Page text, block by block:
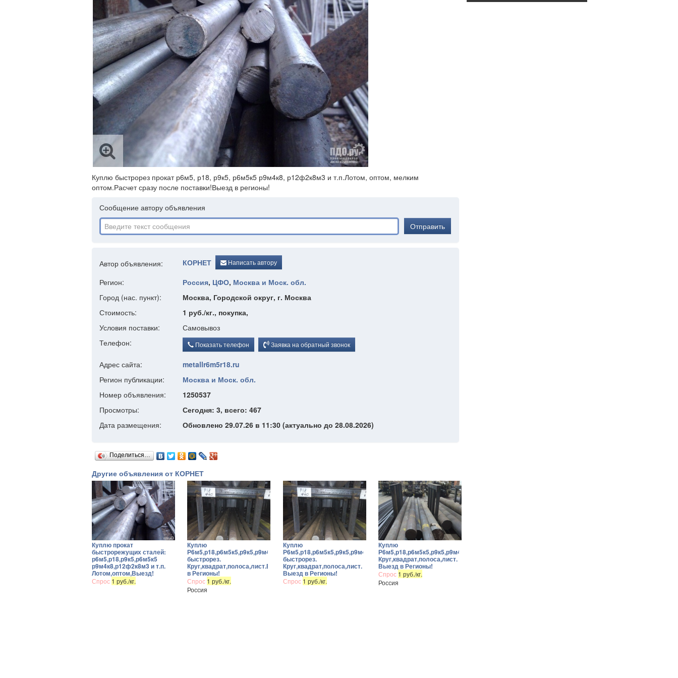
Куплю быстрорез прокат р6м5, р18, р9к5, р6м5к5 р9м4к8, р12ф2к8м3 и т.п.Лотом, оптом, мелким
оптом.Расчет сразу после поставки!Выезд в регионы!
Сообщение автору объявления
Отправить
Автор объявления: КОРНЕТ Написать автору
Регион: Россия, ЦФО, Москва и Моск. обл.
Город (нас. пункт):
Москва, Городской округ, г. Москва
Стоимость:
1 руб./кг., покупка,
Условия поставки:
Самовывоз
Телефон:
Показать телефон Заявка на обратный звонок
Адрес сайта:
metallr6m5r18.ru
Регион публикации:
Москва и Моск. обл.
Номер объявления:
1250537
Просмотры:
Сегодня: 3, всего: 467
Дата размещения:
Обновлено 29.07.26 в 11:30 (актуально до 28.08.2026)
Поделиться…
Другие объявления от КОРНЕТ
Куплю прокат
быстрорежущих сталей:
р6м5,р18,р9к5,р6м5к5
р9м4к8,р12ф2к8м3 и т.п.
Лотом,оптом,Выезд!
Спрос 1 руб./кг.
Куплю
Р6м5,р18,р6м5к5,р9к5,р9м4к8,р12ф2к8м3
быстрорез.
Круг,квадрат,полоса,лист.Выезд
в Регионы!
Спрос 1 руб./кг.
Россия
Куплю
Р6м5,р18,р6м5к5,р9к5,р9м4к8,р12ф2к8м3
быстрорез.
Круг,квадрат,полоса,лист.
Выезд в Регионы!
Спрос 1 руб./кг.
Куплю
Р6м5,р18,р6м5к5,р9к5,р9м4к8,р12ф2к8м3.Дорого!
Круг,квадрат,полоса,лист.
Выезд в Регионы!
Спрос 1 руб./кг.
Россия